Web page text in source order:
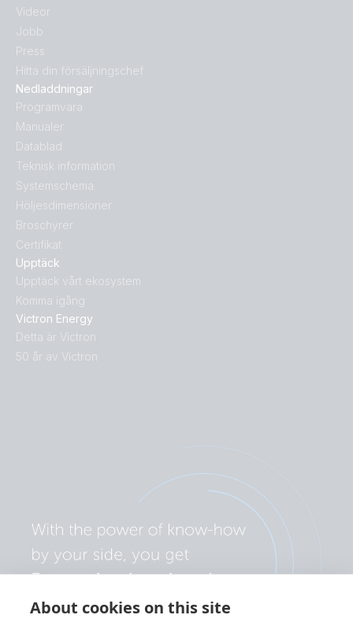
About cookies on this site
Upptäck
Upptäck vårt ekosystem
Komma igång
Victron Energy
Detta är Victron
50 år av Victron
Nedladdningar
Programvara
Manualer
Datablad
Teknisk information
Systemschema
Höljesdimensioner
Broschyrer
Certifikat
Videor
Jobb
Press
Hitta din försäljningschef